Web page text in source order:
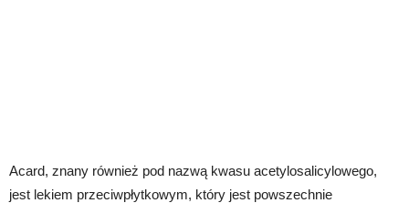
Acard, znany również pod nazwą kwasu acetylosalicylowego,
jest lekiem przeciwpłytkowym, który jest powszechnie